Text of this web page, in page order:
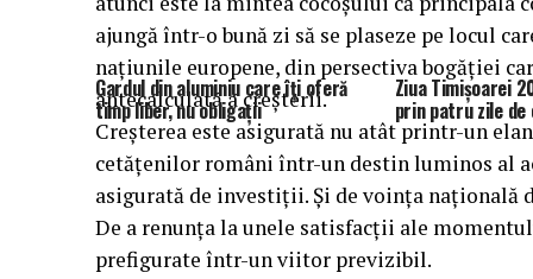
ajungă într-o bună zi să se plaseze pe locul
națiunile europene, din persectiva bogăției
antecalculată a creșterii.
Creșterea este asigurată nu atât printr-un
cetățenilor români într-un destin luminos al
asigurată de investiții. Și de voința națională
De a renunța la unele satisfacții ale
prefigurate într-un viitor previzibil.
Gardul din aluminiu care îți oferă
timp liber, nu obligații
Ziua Timișoarei
prin patru zile de